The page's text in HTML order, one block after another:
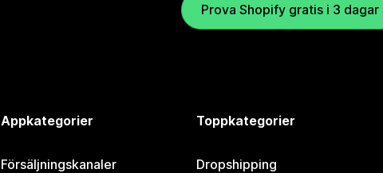
Prova Shopify gratis i 3 dagar
Appkategorier
Försäljningskanaler
Toppkategorier
Dropshipping